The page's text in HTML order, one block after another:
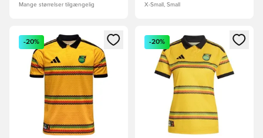
Mange størrelser tilgængelig X-Small, Small
Åbner en Modal til at logge ind eller tilmelde dig som
-20%
Åbner en Modal til at logge
-20%